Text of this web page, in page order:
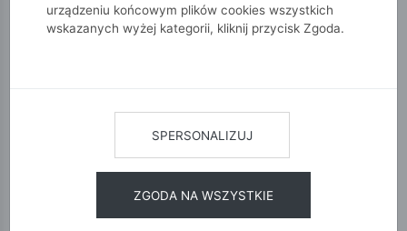
urządzeniu końcowym plików cookies wszystkich
wskazanych wyżej kategorii, kliknij przycisk Zgoda.
SPERSONALIZUJ
ZGODA NA WSZYSTKIE